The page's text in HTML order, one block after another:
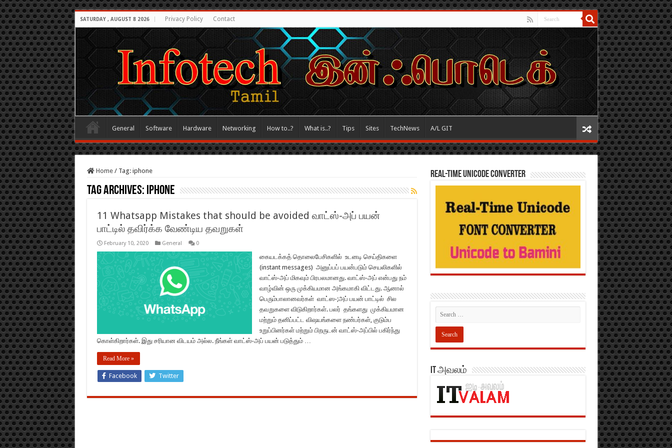
SATURDAY , AUGUST 8 2026 Privacy Policy Contact
General Software Hardware Networking How to..? What is..? Tips Sites TechNews A/L GIT
Home / Tag: iphone
Tag Archives: iphone
11 Whatsapp Mistakes that should be avoided வாட்ஸ்-அப் பயன்
பாட்டில் தவிர்க்க வேண்டிய தவறுகள்
February 10, 2020 General 0
கையடக்கத் தொலைபேசிகளில் உடனடி செய்திகளை
(instant messages) அனுப்பப் பயன்படும் செயலிகளில்
வாட்ஸ்-அப் மிகவும் பிரபலமானது. வாட்ஸ்-அப் என்பது நம்
வாழ்வின் ஒரு முக்கியமான அங்கமாகி விட்டது. ஆனால்
பெரும்பாலானவர்கள் வாட்ஸ-;அப் பயன் பாட்டில் சில
தவறுகளை விடுகிறார்கள். பலர் தங்களது முக்கியமான
மற்றும் தனிப்பட்ட விஷயங்களை நண்பர்கள், குடும்ப
உறுப்பினர்கள் மற்றும் பிறருடன் வாட்ஸ்-அப்பில் பகிர்ந்து
கொள்கிறார்கள். இது சரியான விடயம் அல்ல. நீங்கள் வாட்ஸ்-அப் பயன் படுத்தும் …
Read More »
Facebook Twitter
REAL-TIME UNICODE CONVERTER
IT அவலம்